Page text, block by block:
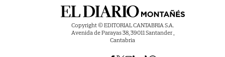
Copyright © EDITORIAL CANTABRIA S.A.
Avenida de Parayas 38, 39011 Santander ,
Cantabria